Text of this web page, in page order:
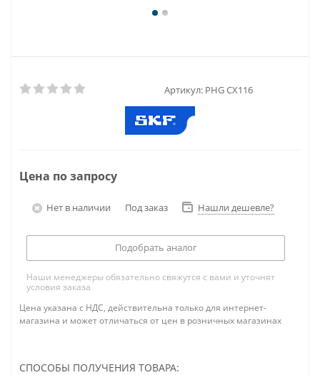
Артикул: PHG CX116
Цена по запросу
Нет в наличии Под заказ Нашли дешевле?
Подобрать аналог
Наши менеджеры обязательно свяжутся с вами и уточнят
условия заказа
Цена указана с НДС, действительна только для интернет-
магазина и может отличаться от цен в розничных магазинах
СПОСОБЫ ПОЛУЧЕНИЯ ТОВАРА: